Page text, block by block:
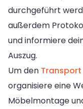
durchgeführt
außerdem
und informiere
Auszug.
Um den Transport
organisiere eine
Möbelmontage